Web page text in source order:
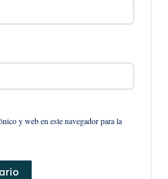
y web en este navegador para la